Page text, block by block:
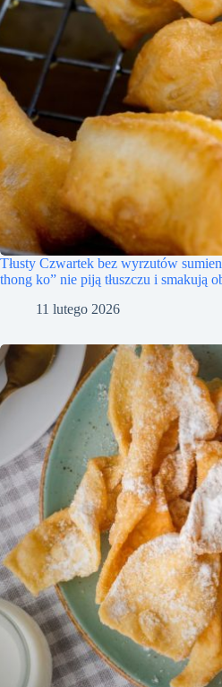
Tłusty Czwartek bez wyrzutów
thong ko” nie piją tłuszczu i smakują
11 lutego 2026